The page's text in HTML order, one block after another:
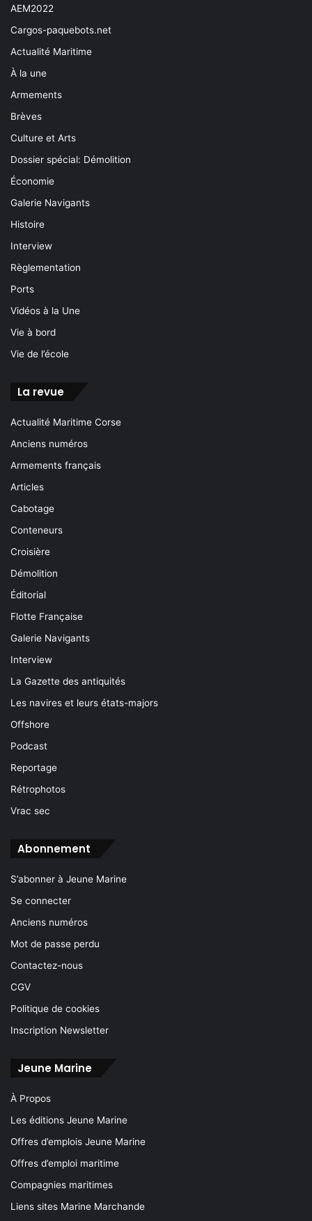
AEM2022
Cargos-paquebots.net
Actualité Maritime
À la une
Armements
Brèves
Culture et Arts
Dossier spécial: Démolition
Économie
Galerie Navigants
Histoire
Interview
Règlementation
Ports
Vidéos à la Une
Vie à bord
Vie de l’école
La revue
Actualité Maritime Corse
Anciens numéros
Armements français
Articles
Cabotage
Conteneurs
Croisière
Démolition
Éditorial
Flotte Française
Galerie Navigants
Interview
La Gazette des antiquités
Les navires et leurs états-majors
Offshore
Podcast
Reportage
Rétrophotos
Vrac sec
Abonnement
S’abonner à Jeune Marine
Se connecter
Anciens numéros
Mot de passe perdu
Contactez-nous
CGV
Politique de cookies
Inscription Newsletter
Jeune Marine
À Propos
Les éditions Jeune Marine
Offres d’emplois Jeune Marine
Offres d’emploi maritime
Compagnies maritimes
Liens sites Marine Marchande